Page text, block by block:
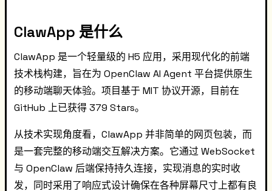
ClawApp 是什么
ClawApp 是一个轻量级的 H5 应用，采用现代化的前端
技术栈构建，旨在为 OpenClaw AI Agent 平台提供原生
的移动端聊天体验。项目基于 MIT 协议开源，目前在
GitHub 上已获得 379 Stars。
从技术实现角度看，ClawApp 并非简单的网页包装，而
是一套完整的移动端交互解决方案。它通过 WebSocket
与 OpenClaw 后端保持持久连接，实现消息的实时收
发，同时采用了响应式设计确保在各种屏幕尺寸上都有良